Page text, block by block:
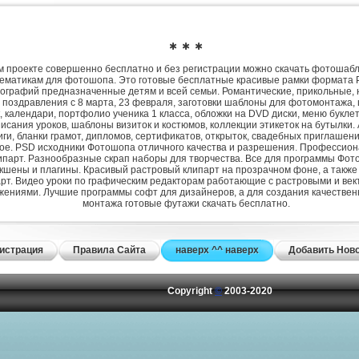
✱ ✱ ✱
проекте совершенно бесплатно и без регистрации можно скачать
для фотошопа. Это готовые бесплатные красивые рамки формата
предназначенные детям и всей семьи. Романтические, прикольные,
поздравления с 8 марта, 23 февраля, заготовки шаблоны для
календари, портфолио ученика 1 класса, обложки на DVD диски, меню
уроков, шаблоны визиток и костюмов, коллекции этикеток на бутылки.
бланки грамот, дипломов, сертификатов, открыток, свадебных
PSD исходники Фотошопа отличного качества и разрешения.
Разнообразные скрап наборы для творчества. Все для программы
и плагины. Красивый растровый клипарт на прозрачном фоне, а
Видео уроки по графическим редакторам работающие с растровыми и
Лучшие программы софт для дизайнеров, а для создания
монтажа готовые футажи скачать бесплатно.
Правила Сайта наверх ^^ наверх Добавить
Copyright©2003-2020